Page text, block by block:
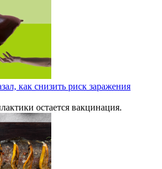
как снизить риск заражения
остается вакцинация.